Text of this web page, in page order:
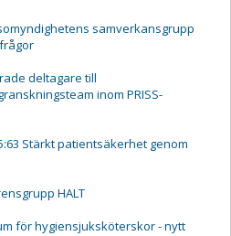
samverkansgrupp
deltagare till
inom PRISS-
Stärkt patientsäkerhet genom
HALT
för hygiensjuksköterskor - nytt